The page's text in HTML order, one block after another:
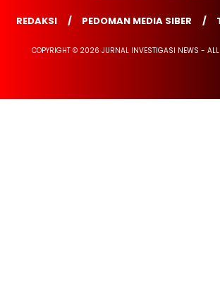
REDAKSI PEDOMAN MEDIA SIBER
COPYRIGHT © 2026 JURNAL INVESTIGASI NEWS - ALL